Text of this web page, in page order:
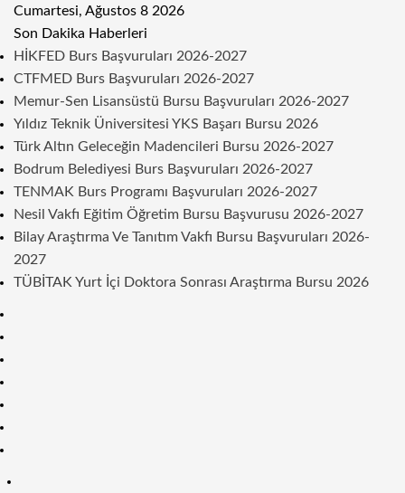
Cumartesi, Ağustos 8 2026
Son Dakika Haberleri
HİKFED Burs Başvuruları 2026-2027
CTFMED Burs Başvuruları 2026-2027
Memur-Sen Lisansüstü Bursu Başvuruları 2026-2027
Yıldız Teknik Üniversitesi YKS Başarı Bursu 2026
Türk Altın Geleceğin Madencileri Bursu 2026-2027
Bodrum Belediyesi Burs Başvuruları 2026-2027
TENMAK Burs Programı Başvuruları 2026-2027
Nesil Vakfı Eğitim Öğretim Bursu Başvurusu 2026-2027
Bilay Araştırma Ve Tanıtım Vakfı Bursu Başvuruları 2026-
2027
TÜBİTAK Yurt İçi Doktora Sonrası Araştırma Bursu 2026